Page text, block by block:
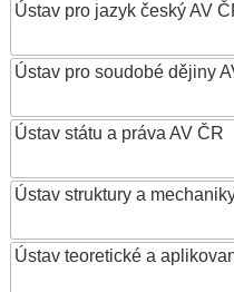
Ústav pro jazyk český AV
Ústav pro soudobé dějiny
Ústav státu a práva AV ČR
Ústav struktury a
Ústav teoretické a